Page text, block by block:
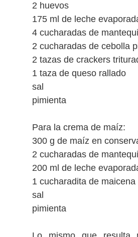
2 huevos
175 ml de leche
4 cucharadas de
2 cucharadas de cebolla
2 tazas de crackers
1 taza de queso rallado
sal
pimienta
Para la crema de maíz:
300 g de maíz en
2 cucharadas de
200 ml de leche
1 cucharadita de maicena
sal
pimienta